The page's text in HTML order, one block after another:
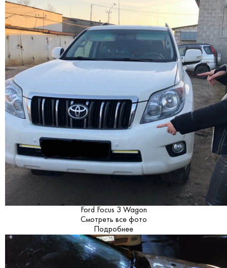
Ford Focus 3 Wagon
Смотреть все фото
Подробнее